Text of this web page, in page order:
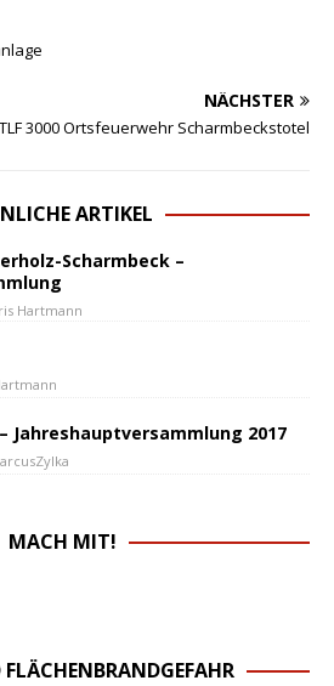
NÄCHSTER
3000 Ortsfeuerwehr Scharmbeckstotel
ARTIKEL
Scharmbeck –
Hartmann
Jahreshauptversammlung 2017
MACH MIT!